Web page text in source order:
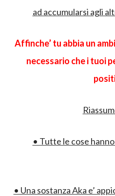
ad accumularsi agli
Affinche’ tu abbia un
necessario che i tuoi
• Tutte le cose
• Una sostanza Aka e’